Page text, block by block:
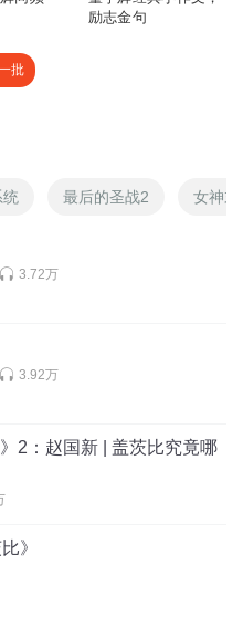
励志金句
批
最后的圣战2 女神末
3.72万
3.92万
2：赵国新 | 盖茨比究竟哪
》